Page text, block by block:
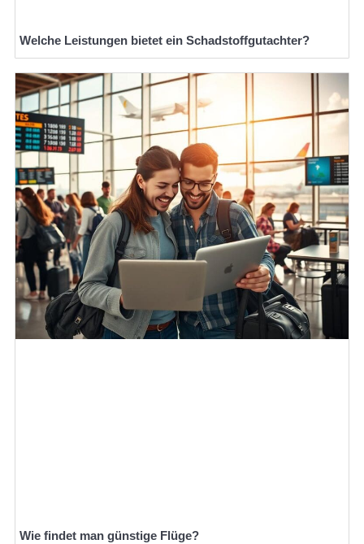
Welche Leistungen bietet ein Schadstoffgutachter?
Wie findet man günstige Flüge?